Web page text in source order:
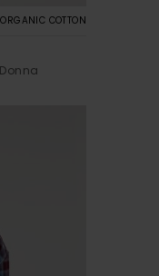
ORGANIC COTTON